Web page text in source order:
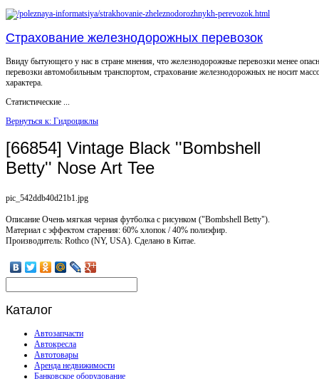
Страхование железнодорожных перевозок
Ввиду бытующего у нас в стране мнения, что железнодорожные перевозки менее
перевозки автомобильным транспортом, страхование железнодорожных не носит
характера.
Статистические ...
Вернуться к: Гидроциклы
[66854] Vintage Black ''Bombshell
Betty'' Nose Art Tee
pic_542ddb40d21b1.jpg
Описание Очень мягкая черная футболка с рисунком ("Bombshell Betty").
Материал с эффектом старения: 60% хлопок / 40% полиэфир.
Производитель: Rothco (NY, USA). Сделано в Китае.
Каталог
Автозапчасти
Автокресла
Автотовары
Аренда недвижимости
Банковское оборудование